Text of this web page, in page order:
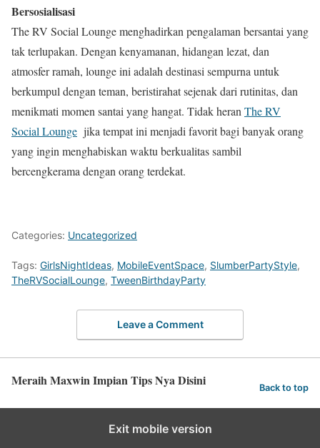
Bersosialisasi
The RV Social Lounge menghadirkan pengalaman bersantai yang
tak terlupakan. Dengan kenyamanan, hidangan lezat, dan
atmosfer ramah, lounge ini adalah destinasi sempurna untuk
berkumpul dengan teman, beristirahat sejenak dari rutinitas, dan
menikmati momen santai yang hangat. Tidak heran The RV
Social Lounge jika tempat ini menjadi favorit bagi banyak orang
yang ingin menghabiskan waktu berkualitas sambil
bercengkerama dengan orang terdekat.
Categories: Uncategorized
Tags: GirlsNightIdeas, MobileEventSpace, SlumberPartyStyle,
TheRVSocialLounge, TweenBirthdayParty
Leave a Comment
Meraih Maxwin Impian Tips Nya Disini Back to top
Exit mobile version